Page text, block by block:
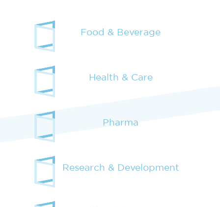
Food & Beverage
Health & Care
Pharma
Research & Development